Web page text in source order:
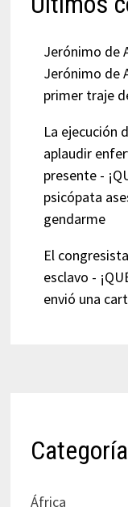
Jerónimo de
Jerónimo de
primer traje
La ejecución
aplaudir
presente -
psicópata
gendarme
El
esclavo -
envió una
África